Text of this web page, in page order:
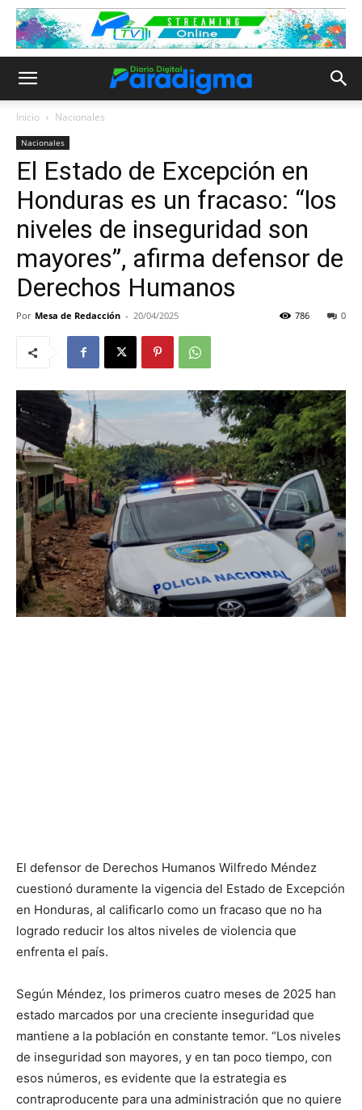
Inicio Nacionales
Nacionales
El Estado de Excepción en
Honduras es un fracaso: “los
niveles de inseguridad son
mayores”, afirma defensor de
Derechos Humanos
Por Mesa de Redacción - 20/04/2025 0
786
El defensor de Derechos Humanos Wilfredo Méndez
cuestionó duramente la vigencia del Estado de Excepción
en Honduras, al calificarlo como un fracaso que no ha
logrado reducir los altos niveles de violencia que
enfrenta el país.
Según Méndez, los primeros cuatro meses de 2025 han
estado marcados por una creciente inseguridad que
mantiene a la población en constante temor. “Los niveles
de inseguridad son mayores, y en tan poco tiempo, con
esos números, es evidente que la estrategia es
contraproducente para una administración que no quiere